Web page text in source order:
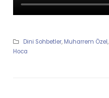
Dini Sohbetler, Muharrem Özel,
Hoca